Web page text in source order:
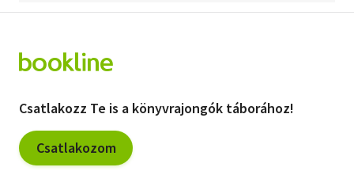
Csatlakozz Te is a könyvrajongók táborához!
Csatlakozom